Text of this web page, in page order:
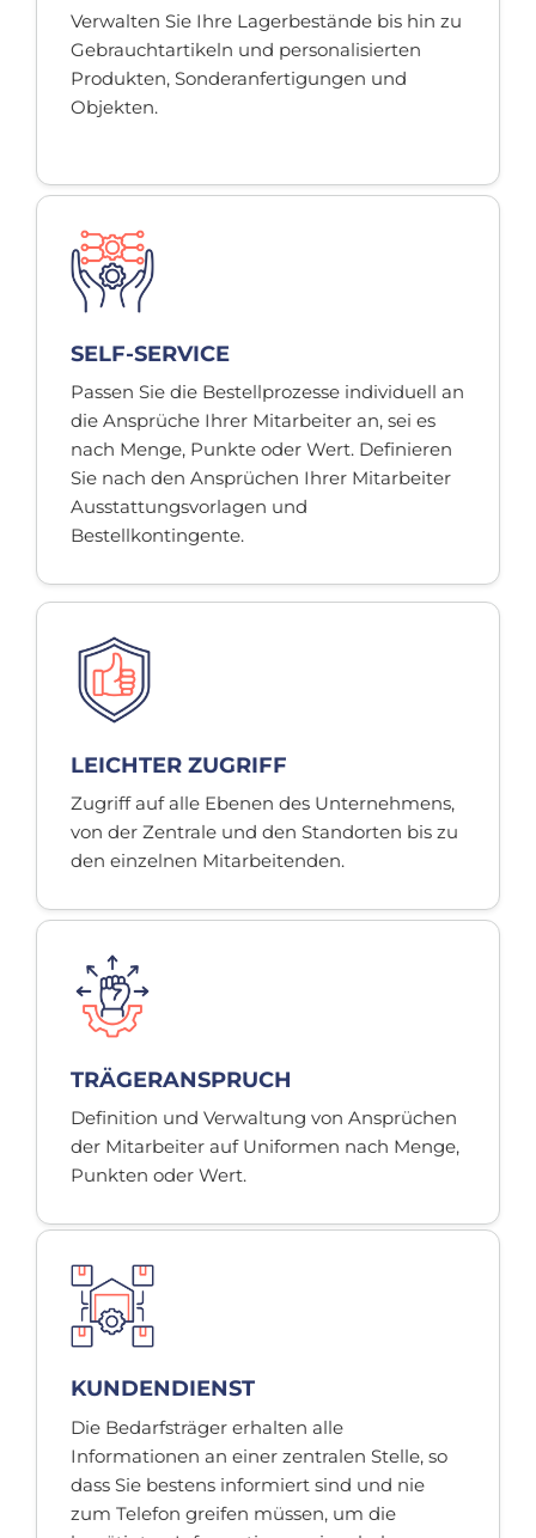
Verwalten Sie Ihre Lagerbestände bis hin zu
Gebrauchtartikeln und personalisierten
Produkten, Sonderanfertigungen und
Objekten.
SELF-SERVICE
Passen Sie die Bestellprozesse individuell an
die Ansprüche Ihrer Mitarbeiter an, sei es
nach Menge, Punkte oder Wert. Definieren
Sie nach den Ansprüchen Ihrer Mitarbeiter
Ausstattungsvorlagen und
Bestellkontingente.
LEICHTER ZUGRIFF
Zugriff auf alle Ebenen des Unternehmens,
von der Zentrale und den Standorten bis zu
den einzelnen Mitarbeitenden.
TRÄGERANSPRUCH
Definition und Verwaltung von Ansprüchen
der Mitarbeiter auf Uniformen nach Menge,
Punkten oder Wert.
KUNDENDIENST
Die Bedarfsträger erhalten alle
Informationen an einer zentralen Stelle, so
dass Sie bestens informiert sind und nie
zum Telefon greifen müssen, um die